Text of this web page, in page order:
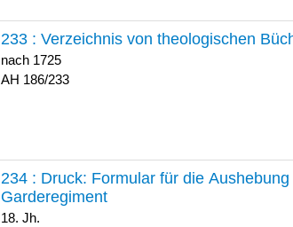
233 : Verzeichnis von theologischen
nach 1725
186/233
234 : Druck: Formular für die
Garderegiment
18. Jh.